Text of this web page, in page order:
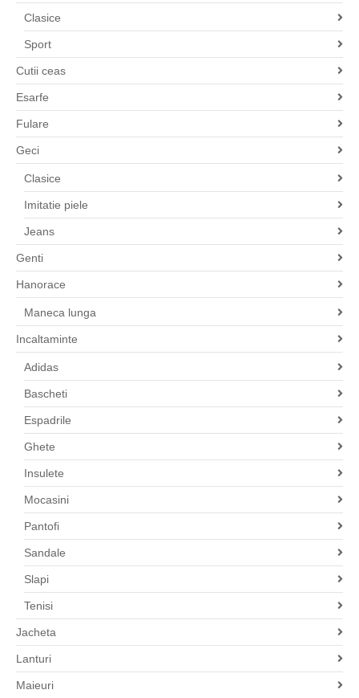
Clasice
Sport
Cutii ceas
Esarfe
Fulare
Geci
Clasice
Imitatie piele
Jeans
Genti
Hanorace
Maneca lunga
Incaltaminte
Adidas
Bascheti
Espadrile
Ghete
Insulete
Mocasini
Pantofi
Sandale
Slapi
Tenisi
Jacheta
Lanturi
Maieuri